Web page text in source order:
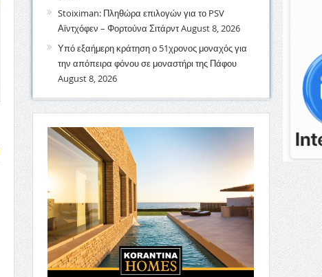
Stoiximan: Πληθώρα επιλογών για το PSV
Αϊντχόφεν – Φορτούνα ΣιτάρντAugust 8, 2026
Υπό εξαήμερη κράτηση ο 51χρονος μοναχός για
την απόπειρα φόνου σε μοναστήρι της Πάφου
August 8, 2026